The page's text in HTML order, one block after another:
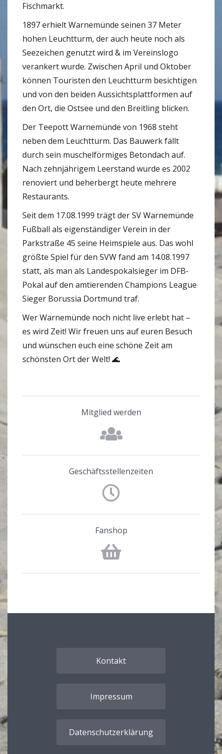
Fischmarkt.
1897 erhielt Warnemünde seinen 37 Meter
hohen Leuchtturm, der auch heute noch als
Seezeichen genutzt wird & im Vereinslogo
verankert wurde. Zwischen April und Oktober
können Touristen den Leuchtturm besichtigen
und von den beiden Aussichtsplattformen auf
den Ort, die Ostsee und den Breitling blicken.
Der Teepott Warnemünde von 1968 steht
neben dem Leuchtturm. Das Bauwerk fällt
durch sein muschelförmiges Betondach auf.
Nach zehnjährigem Leerstand wurde es 2002
renoviert und beherbergt heute mehrere
Restaurants.
Seit dem 17.08.1999 trägt der SV Warnemünde
Fußball als eigenständiger Verein in der
Parkstraße 45 seine Heimspiele aus. Das wohl
größte Spiel für den SVW fand am 14.08.1997
statt, als man als Landespokalsieger im DFB-
Pokal auf den amtierenden Champions League
Sieger Borussia Dortmund traf.
Wer Warnemünde noch nicht live erlebt hat –
es wird Zeit! Wir freuen uns auf euren Besuch
und wünschen euch eine schöne Zeit am
schönsten Ort der Welt! 🌊
Mitglied werden
Geschäftsstellenzeiten
Fanshop
Kontakt
Impressum
Datenschutzerklärung